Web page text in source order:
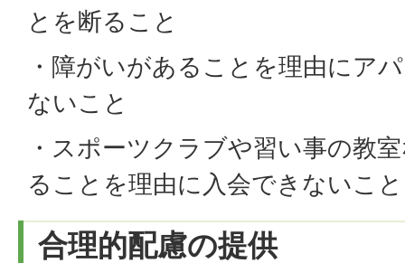
とを断ること
・障がいがあることを理由にア
ないこと
・スポーツクラブや習い事の教
ることを理由に入会できないこと
合理的配慮の提供